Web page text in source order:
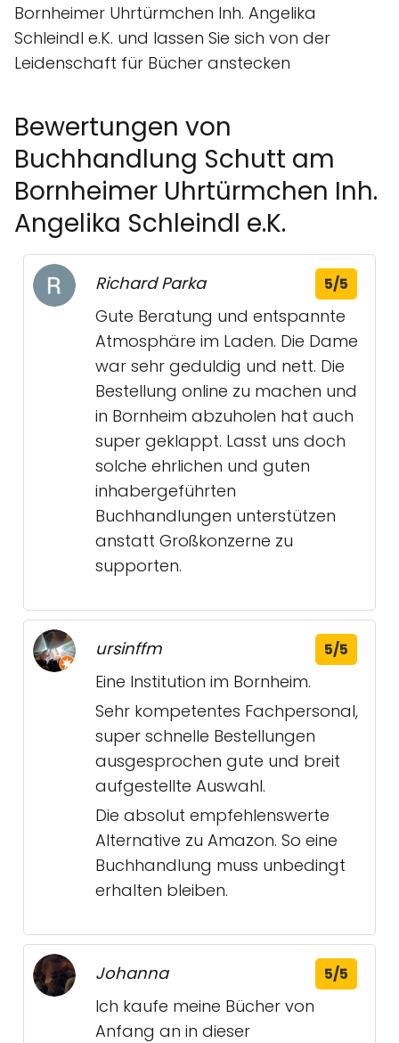
Bornheimer Uhrtürmchen Inh. Angelika
Schleindl e.K. und lassen Sie sich von der
Leidenschaft für Bücher anstecken
Bewertungen von
Buchhandlung Schutt am
Bornheimer Uhrtürmchen Inh.
Angelika Schleindl e.K.
Richard Parka 5/5
Gute Beratung und entspannte
Atmosphäre im Laden. Die Dame
war sehr geduldig und nett. Die
Bestellung online zu machen und
in Bornheim abzuholen hat auch
super geklappt. Lasst uns doch
solche ehrlichen und guten
inhabergeführten
Buchhandlungen unterstützen
anstatt Großkonzerne zu
supporten.
ursinffm 5/5
Eine Institution im Bornheim.
Sehr kompetentes Fachpersonal,
super schnelle Bestellungen
ausgesprochen gute und breit
aufgestellte Auswahl.
Die absolut empfehlenswerte
Alternative zu Amazon. So eine
Buchhandlung muss unbedingt
erhalten bleiben.
Johanna 5/5
Ich kaufe meine Bücher von
Anfang an in dieser